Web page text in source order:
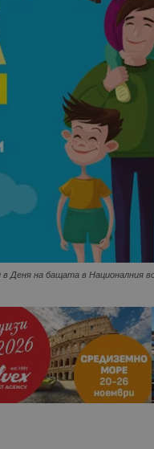
в Деня на бащата в Националния